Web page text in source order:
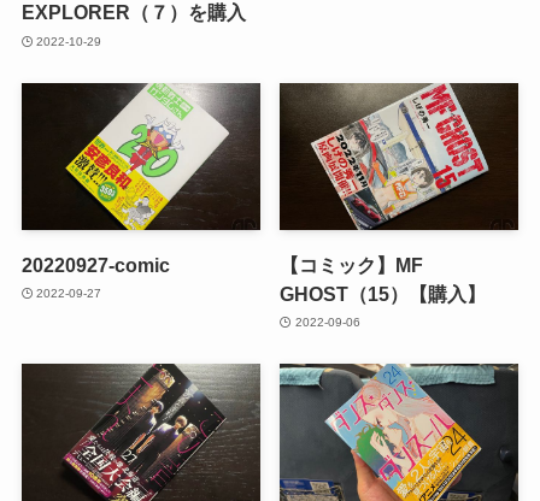
EXPLORER（７）を購入
2022-10-29
20220927-comic
2022-09-27
【コミック】MF
GHOST（15）【購入】
2022-09-06